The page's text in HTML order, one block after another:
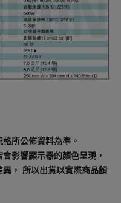
所公佈資料為準。
影響顯示器的顏色呈現，
， 所以出貨以實際商品顏